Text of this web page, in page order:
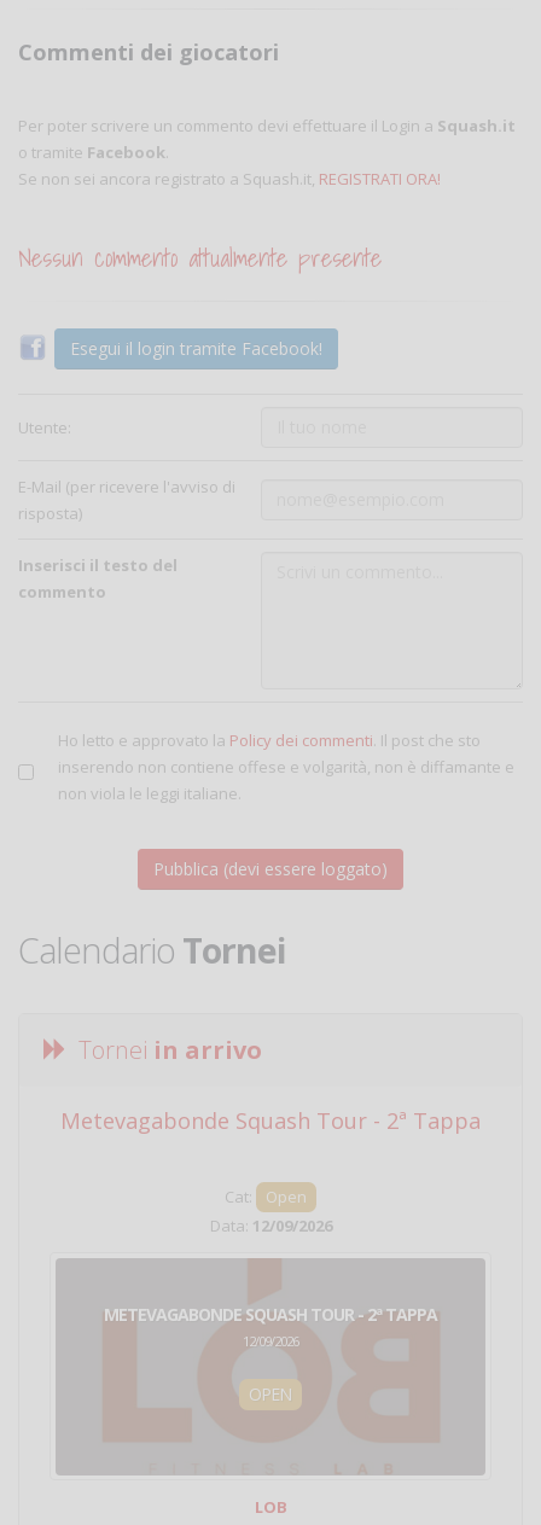
Commenti dei giocatori
Per poter scrivere un commento devi effettuare il Login a Squash.it
o tramite Facebook.
Se non sei ancora registrato a Squash.it, REGISTRATI ORA!
Nessun commento attualmente presente
Esegui il login tramite Facebook!
Utente:
E-Mail (per ricevere l'avviso di
risposta)
Inserisci il testo del
commento
Ho letto e approvato la Policy dei commenti. Il post che sto
inserendo non contiene offese e volgarità, non è diffamante e
non viola le leggi italiane.
Calendario Tornei
Tornei in arrivo
Metevagabonde Squash Tour - 2ª Tappa
Cat:
Open
Data: 12/09/2026
METEVAGABONDE SQUASH TOUR - 2ª TAPPA
12/09/2026
OPEN
LOB